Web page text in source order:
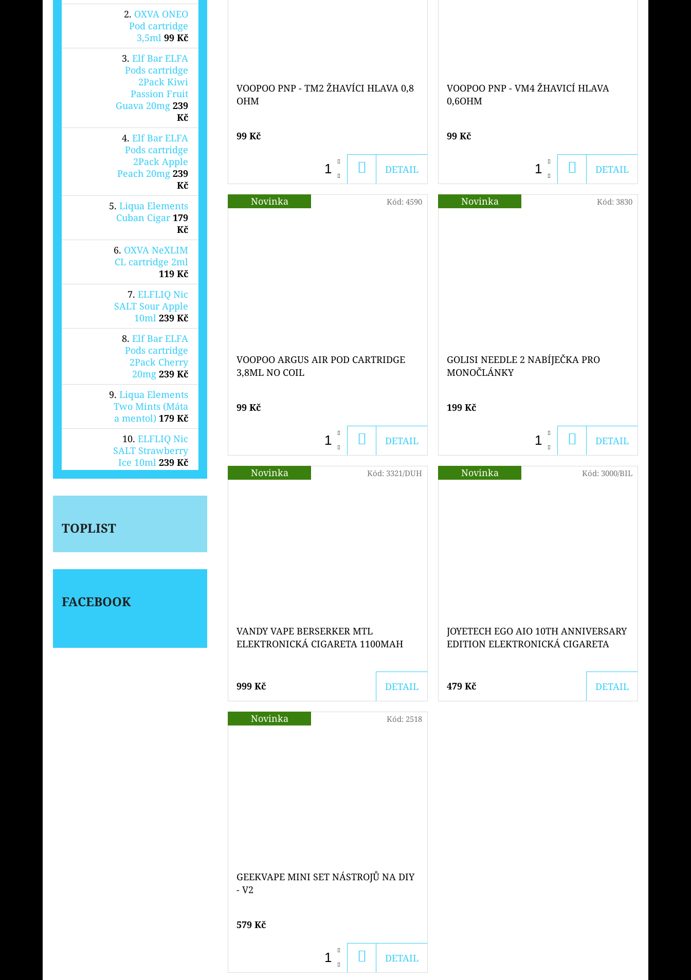
OXVA ONEO
Pod cartridge
3,5ml 99 Kč
Elf Bar ELFA
Pods cartridge
2Pack Kiwi
Passion Fruit
Guava 20mg 239
Kč
Elf Bar ELFA
Pods cartridge
2Pack Apple
Peach 20mg 239
Kč
Liqua Elements
Cuban Cigar 179
Kč
OXVA NeXLIM
CL cartridge 2ml
119 Kč
ELFLIQ Nic
SALT Sour Apple
10ml 239 Kč
Elf Bar ELFA
Pods cartridge
2Pack Cherry
20mg 239 Kč
Liqua Elements
Two Mints (Máta
a mentol) 179 Kč
ELFLIQ Nic
SALT Strawberry
Ice 10ml 239 Kč
TOPLIST
FACEBOOK
VOOPOO PNP - TM2 ŽHAVÍCI HLAVA 0,8
OHM
99 Kč
KOŠÍKU
DETAIL
VOOPOO PNP - VM4 ŽHAVICÍ HLAVA
0,6OHM
99 Kč
KOŠÍKU
DETAIL
Novinka
VOOPOO ARGUS AIR POD CARTRIDGE
3,8ML NO COIL
99 Kč
KOŠÍKU
DETAIL
Kód: 4590 Novinka
GOLISI NEEDLE 2 NABÍJEČKA PRO
MONOČLÁNKY
199 Kč
KOŠÍKU
DETAIL
Kód: 3830
Novinka
VANDY VAPE BERSERKER MTL
ELEKTRONICKÁ CIGARETA 1100MAH
999 Kč DETAIL
Kód: 3321/DUH Novinka
JOYETECH EGO AIO 10TH ANNIVERSARY
EDITION ELEKTRONICKÁ CIGARETA
479 Kč DETAIL
Kód: 3000/BIL
Novinka
GEEKVAPE MINI SET NÁSTROJŮ NA DIY
- V2
579 Kč
KOŠÍKU
DETAIL
Kód: 2518